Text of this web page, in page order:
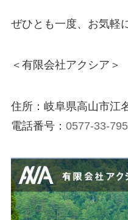
ぜひとも一度、お気軽
＜有限会社アクシア＞
住所：岐阜県高山市江
電話番号： 0577-33-